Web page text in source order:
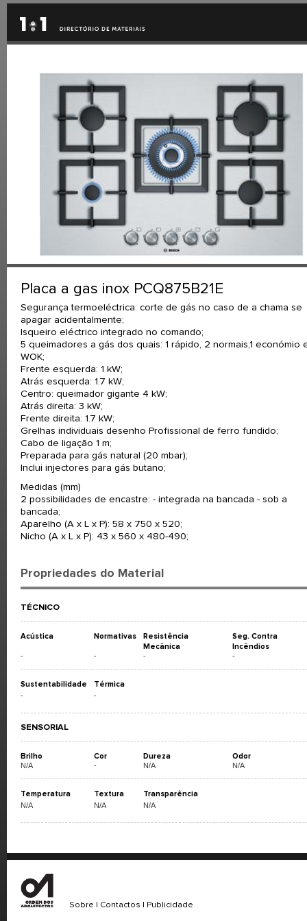
Placa a gas inox PCQ875B21E
Segurança termoeléctrica: corte de gás no caso de a chama se
apagar acidentalmente;
Isqueiro eléctrico integrado no comando;
5 queimadores a gás dos quais: 1 rápido, 2 normais,1 económio
WOK;
Frente esquerda: 1 kW;
Atrás esquerda: 1.7 kW;
Centro: queimador gigante 4 kW;
Atrás direita: 3 kW;
Frente direita: 1.7 kW;
Grelhas individuais desenho Profissional de ferro fundido;
Cabo de ligação 1 m;
Preparada para gás natural (20 mbar);
Inclui injectores para gás butano;
Medidas (mm)
2 possibilidades de encastre: - integrada na bancada - sob a
bancada;
Aparelho (A x L x P): 58 x 750 x 520;
Nicho (A x L x P): 43 x 560 x 480-490;
Propriedades do Material
TÉCNICO
Acústica Normativas
Resistência
Mecânica
Seg. Contra
Incêndios
- - - -
Sustentabilidade Térmica
- -
SENSORIAL
Brilho Cor Dureza Odor
N/A - N/A N/A
Temperatura Textura Transparência
N/A N/A N/A
Sobre Contactos Publicidade